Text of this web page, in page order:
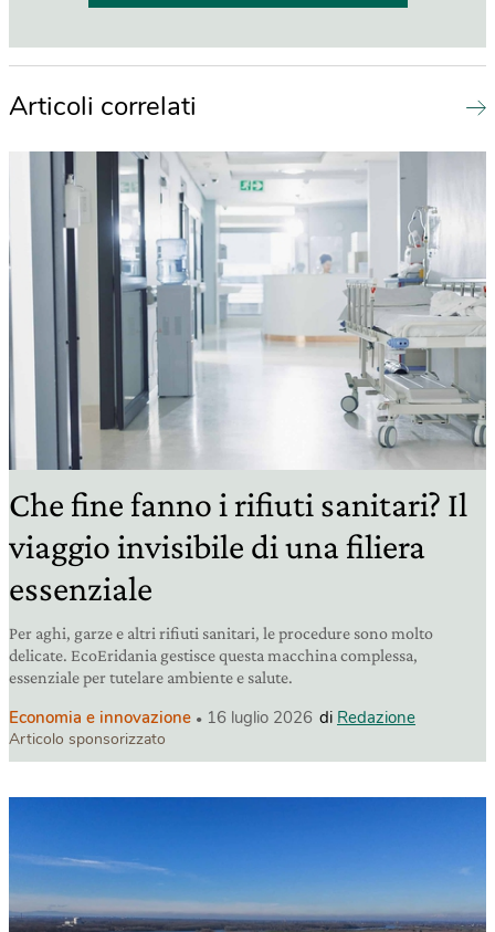
Articoli correlati
Che fine fanno i rifiuti sanitari? Il
viaggio invisibile di una filiera
essenziale
Per aghi, garze e altri rifiuti sanitari, le procedure sono molto
delicate. EcoEridania gestisce questa macchina complessa,
essenziale per tutelare ambiente e salute.
Economia e innovazione 16 luglio 2026 di Redazione
Articolo sponsorizzato